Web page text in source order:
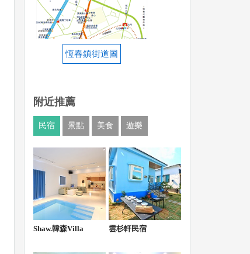
恆春鎮街道圖
附近推薦
民宿 景點 美食 遊樂
Shaw.韓森Villa 雲杉軒民宿